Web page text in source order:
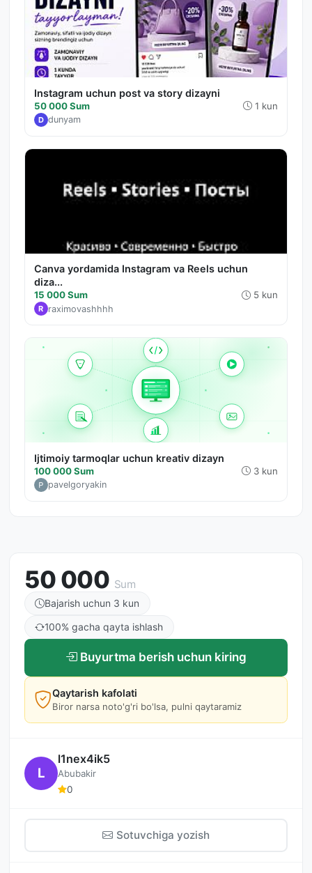
Instagram uchun post va story dizayni
50 000 Sum 1 kun
D dunyam
Canva yordamida Instagram va Reels uchun
diza...
15 000 Sum 5 kun
R raximovashhhh
Ijtimoiy tarmoqlar uchun kreativ dizayn
100 000 Sum 3 kun
pavelgoryakin
50 000 Sum
Bajarish uchun 3 kun
100% gacha qayta ishlash
Buyurtma berish uchun kiring
Qaytarish kafolati
Biror narsa noto'g'ri bo'lsa, pulni qaytaramiz
L
l1nex4ik5
Abubakir
0
Sotuvchiga yozish